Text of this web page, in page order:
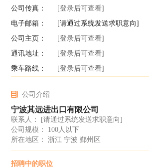
公司传真：
[登录后可查看]
电子邮箱：
[请通过系统发送求职意向]
公司主页：
[登录后可查看]
通讯地址：
[登录后可查看]
乘车路线：
[登录后可查看]
公司介绍
宁波其远进出口有限公司
联系人：
[请通过系统发送求职意向]
公司规模： 100人以下
所在地区： 浙江 宁波 鄞州区
招聘中的职位